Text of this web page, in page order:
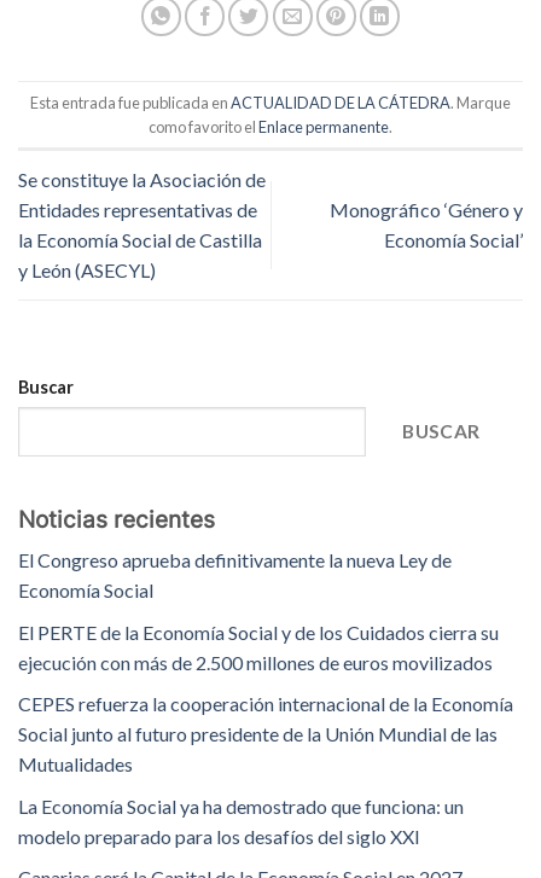
Esta entrada fue publicada enACTUALIDAD DE LA CÁTEDRA. Marque
como favorito elEnlace permanente.
Se constituye la Asociación de
Entidades representativas de
la Economía Social de Castilla
y León (ASECYL)
Monográfico ‘Género y
Economía Social’
Buscar
BUSCAR
Noticias recientes
El Congreso aprueba definitivamente la nueva Ley de
Economía Social
El PERTE de la Economía Social y de los Cuidados cierra su
ejecución con más de 2.500 millones de euros movilizados
CEPES refuerza la cooperación internacional de la Economía
Social junto al futuro presidente de la Unión Mundial de las
Mutualidades
La Economía Social ya ha demostrado que funciona: un
modelo preparado para los desafíos del siglo XXI